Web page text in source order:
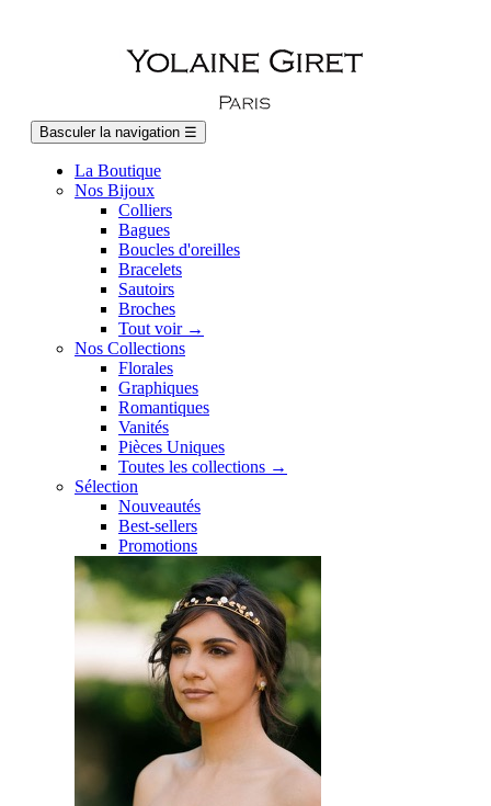
Basculer la navigation ☰
La Boutique
Nos Bijoux
Colliers
Bagues
Boucles d'oreilles
Bracelets
Sautoirs
Broches
Tout voir →
Nos Collections
Florales
Graphiques
Romantiques
Vanités
Pièces Uniques
Toutes les collections →
Sélection
Nouveautés
Best-sellers
Promotions